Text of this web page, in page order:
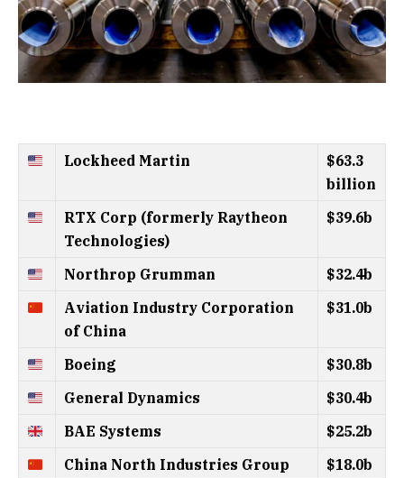
Lockheed Martin
$63.3
billion
RTX Corp (formerly Raytheon
Technologies)
$39.6b
Northrop Grumman
$32.4b
Aviation Industry Corporation
of China
$31.0b
Boeing
$30.8b
General Dynamics
$30.4b
BAE Systems
$25.2b
China North Industries Group
$18.0b